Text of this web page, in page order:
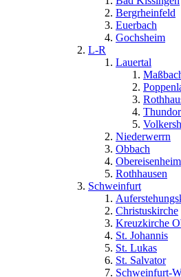
Bergrheinfeld
Euerbach
Gochsheim
L-R
Lauertal
Niederwerrn
Obbach
Obereisenheim
Rothhausen
Schweinfurt
Christuskirche
Kreuzkirche
St. Johannis
St. Lukas
St. Salvator
Schweinfurt-